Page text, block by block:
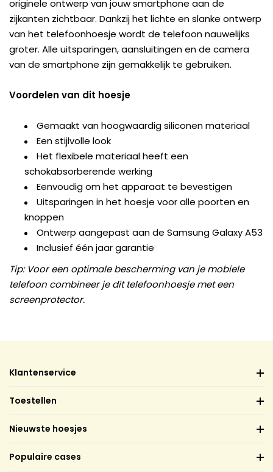
originele ontwerp van jouw smartphone aan de
zijkanten zichtbaar. Dankzij het lichte en slanke ontwerp
van het telefoonhoesje wordt de telefoon nauwelijks
groter. Alle uitsparingen, aansluitingen en de camera
van de smartphone zijn gemakkelijk te gebruiken.
Voordelen van dit hoesje
Gemaakt van hoogwaardig siliconen materiaal
Een stijlvolle look
Het flexibele materiaal heeft een
schokabsorberende werking
Eenvoudig om het apparaat te bevestigen
Uitsparingen in het hoesje voor alle poorten en
knoppen
Ontwerp aangepast aan de Samsung Galaxy A53
Inclusief één jaar garantie
Tip: Voor een optimale bescherming van je mobiele
telefoon combineer je dit telefoonhoesje met een
screenprotector.
Klantenservice
Toestellen
Nieuwste hoesjes
Populaire cases